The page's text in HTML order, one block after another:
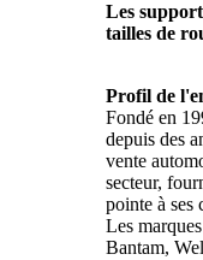
Les
tailles de
Profil de
Fondé en
depuis des
vente
secteur,
pointe à ses
Les
Bantam,